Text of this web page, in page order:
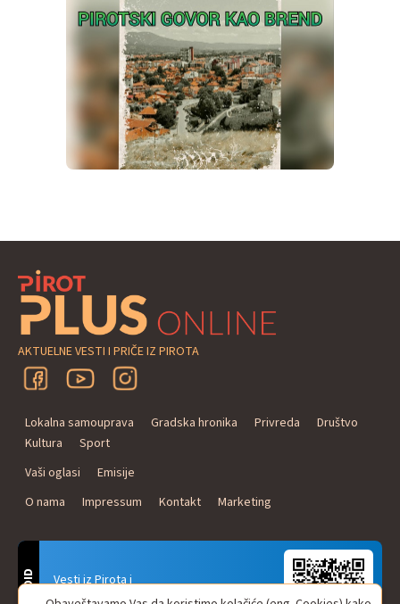
AKTUELNE VESTI I PRIČE IZ PIROTA
Lokalna samouprava Gradska hronika Privreda
Društvo
Kultura
Sport
Vaši oglasi
Emisije
O nama
Impressum Kontakt Marketing
Vesti iz Pirota i
Naxi Plus Radio